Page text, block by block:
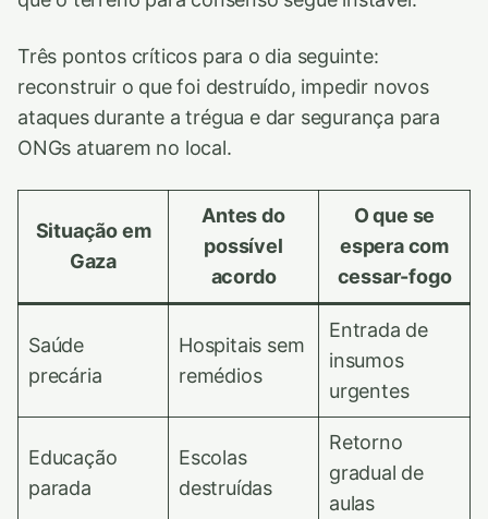
Três pontos críticos para o dia seguinte:
reconstruir o que foi destruído, impedir novos
ataques durante a trégua e dar segurança para
ONGs atuarem no local.
Situação em
Gaza
Antes do
possível
acordo
O que se
espera com
cessar-fogo
Saúde
precária
Hospitais sem
remédios
Entrada de
insumos
urgentes
Educação
parada
Escolas
destruídas
Retorno
gradual de
aulas